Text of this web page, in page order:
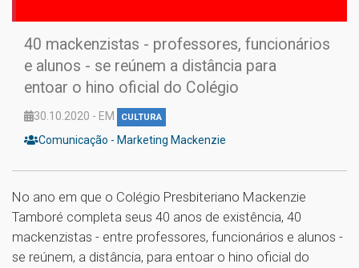
40 mackenzistas - professores, funcionários
e alunos - se reúnem a distância para
entoar o hino oficial do Colégio
30.10.2020 - EM CULTURA
Comunicação - Marketing Mackenzie
No ano em que o Colégio Presbiteriano Mackenzie
Tamboré completa seus 40 anos de existência, 40
mackenzistas - entre professores, funcionários e alunos -
se reúnem, a distância, para entoar o hino oficial do